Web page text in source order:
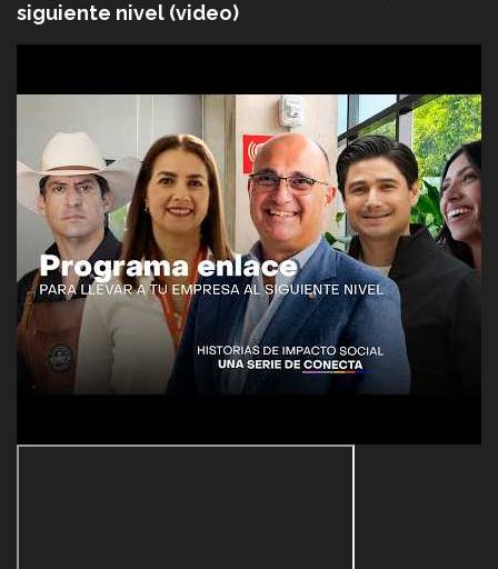
siguiente nivel (video)